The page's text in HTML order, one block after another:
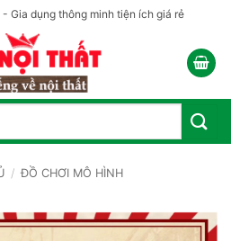
Gia dụng thông minh tiện ích giá rẻ
/ ĐỒ CHƠI MÔ HÌNH